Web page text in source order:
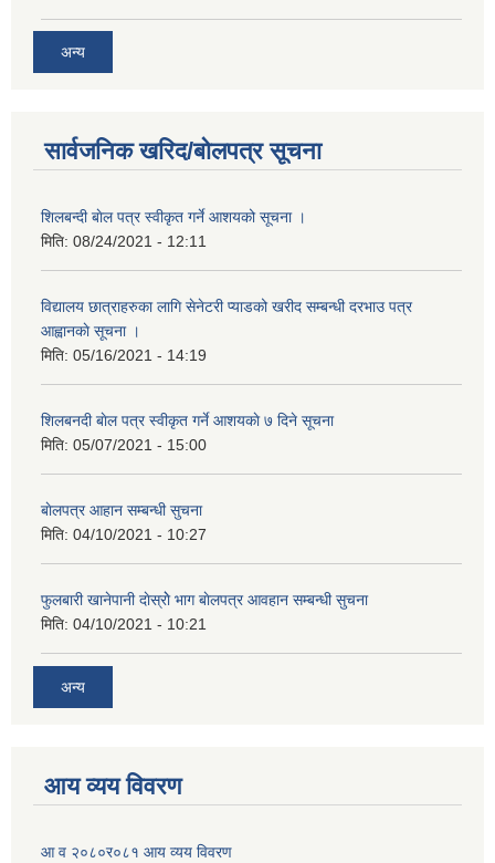
अन्य
सार्वजनिक खरिद/बोलपत्र सूचना
शिलबन्दी बाेल पत्र स्वीकृत गर्ने आशयको सूचना ।
मिति: 08/24/2021 - 12:11
विद्यालय छात्राहरुका लागि सेनेटरी प्याडको खरीद सम्बन्धी दरभाउ पत्र
आह्वानकाे सूचना ।
मिति: 05/16/2021 - 14:19
शिलबनदी बाेल पत्र स्वीकृत गर्ने आशयकाे ७ दिने सूचना
मिति: 05/07/2021 - 15:00
बाेलपत्र आहान सम्बन्धी सुचना
मिति: 04/10/2021 - 10:27
फुलबारी खानेपानी दाेस्राेे भाग बाेलपत्र आवहान सम्बन्धी सुचना
मिति: 04/10/2021 - 10:21
अन्य
आय व्यय विवरण
आ व २०८०र०८१ आय व्यय विवरण